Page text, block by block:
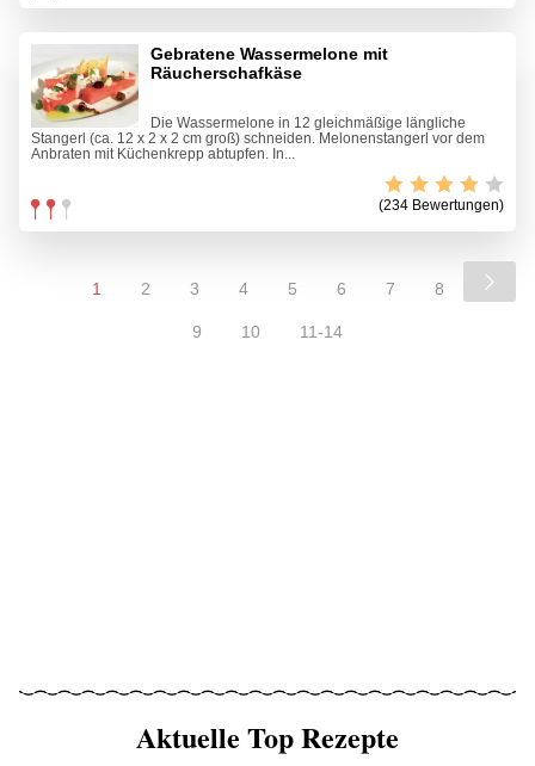
Gebratene Wassermelone mit
Räucherschafkäse
Die Wassermelone in 12 gleichmäßige längliche
Stangerl (ca. 12 x 2 x 2 cm groß) schneiden. Melonenstangerl vor dem
Anbraten mit Küchenkrepp abtupfen. In...
(234 Bewertungen)
1 2 3 4 5 6 7 8
9 10 11-14
Aktuelle Top Rezepte